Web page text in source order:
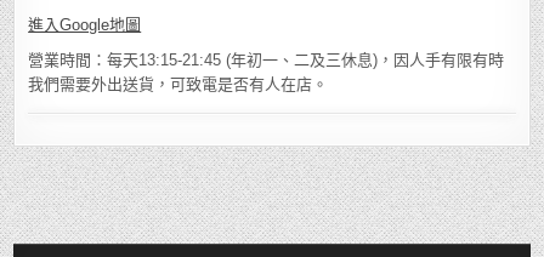
進入Google地圖
營業時間：每天13:15-21:45 (年初一、二及三休息)，因人手有限有時
我們需要外出送貨，可致電是否有人在店。